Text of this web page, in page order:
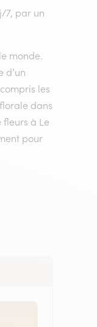
7, par un
monde.
d’un
les
dans
à Le
pour